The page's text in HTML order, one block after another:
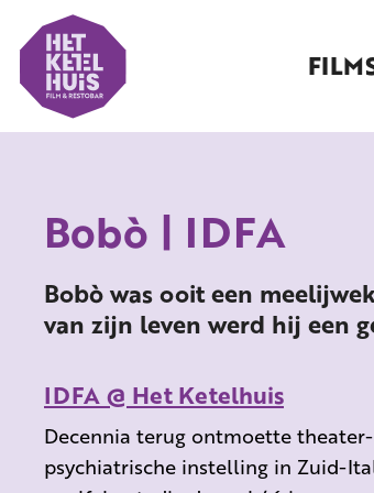
Bobò | IDFA
Bobò was ooit een
van zijn leven werd hij een
IDFA @ Het Ketelhuis
Decennia terug ontmoette
psychiatrische instelling in Zuid-